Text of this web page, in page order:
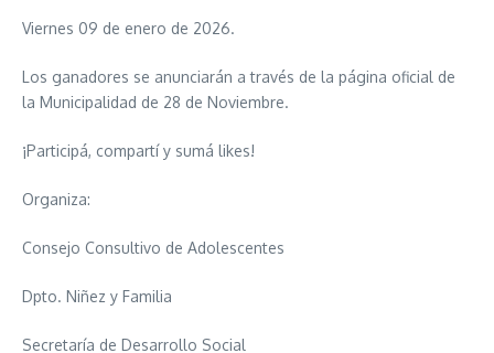
Viernes 09 de enero de 2026.
Los ganadores se anunciarán a través de la página oficial de
la Municipalidad de 28 de Noviembre.
¡Participá, compartí y sumá likes!
Organiza:
Consejo Consultivo de Adolescentes
Dpto. Niñez y Familia
Secretaría de Desarrollo Social